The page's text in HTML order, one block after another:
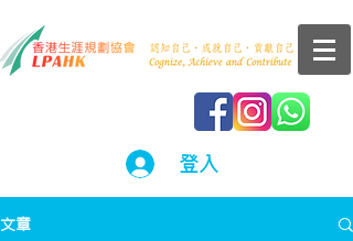
登入
文章